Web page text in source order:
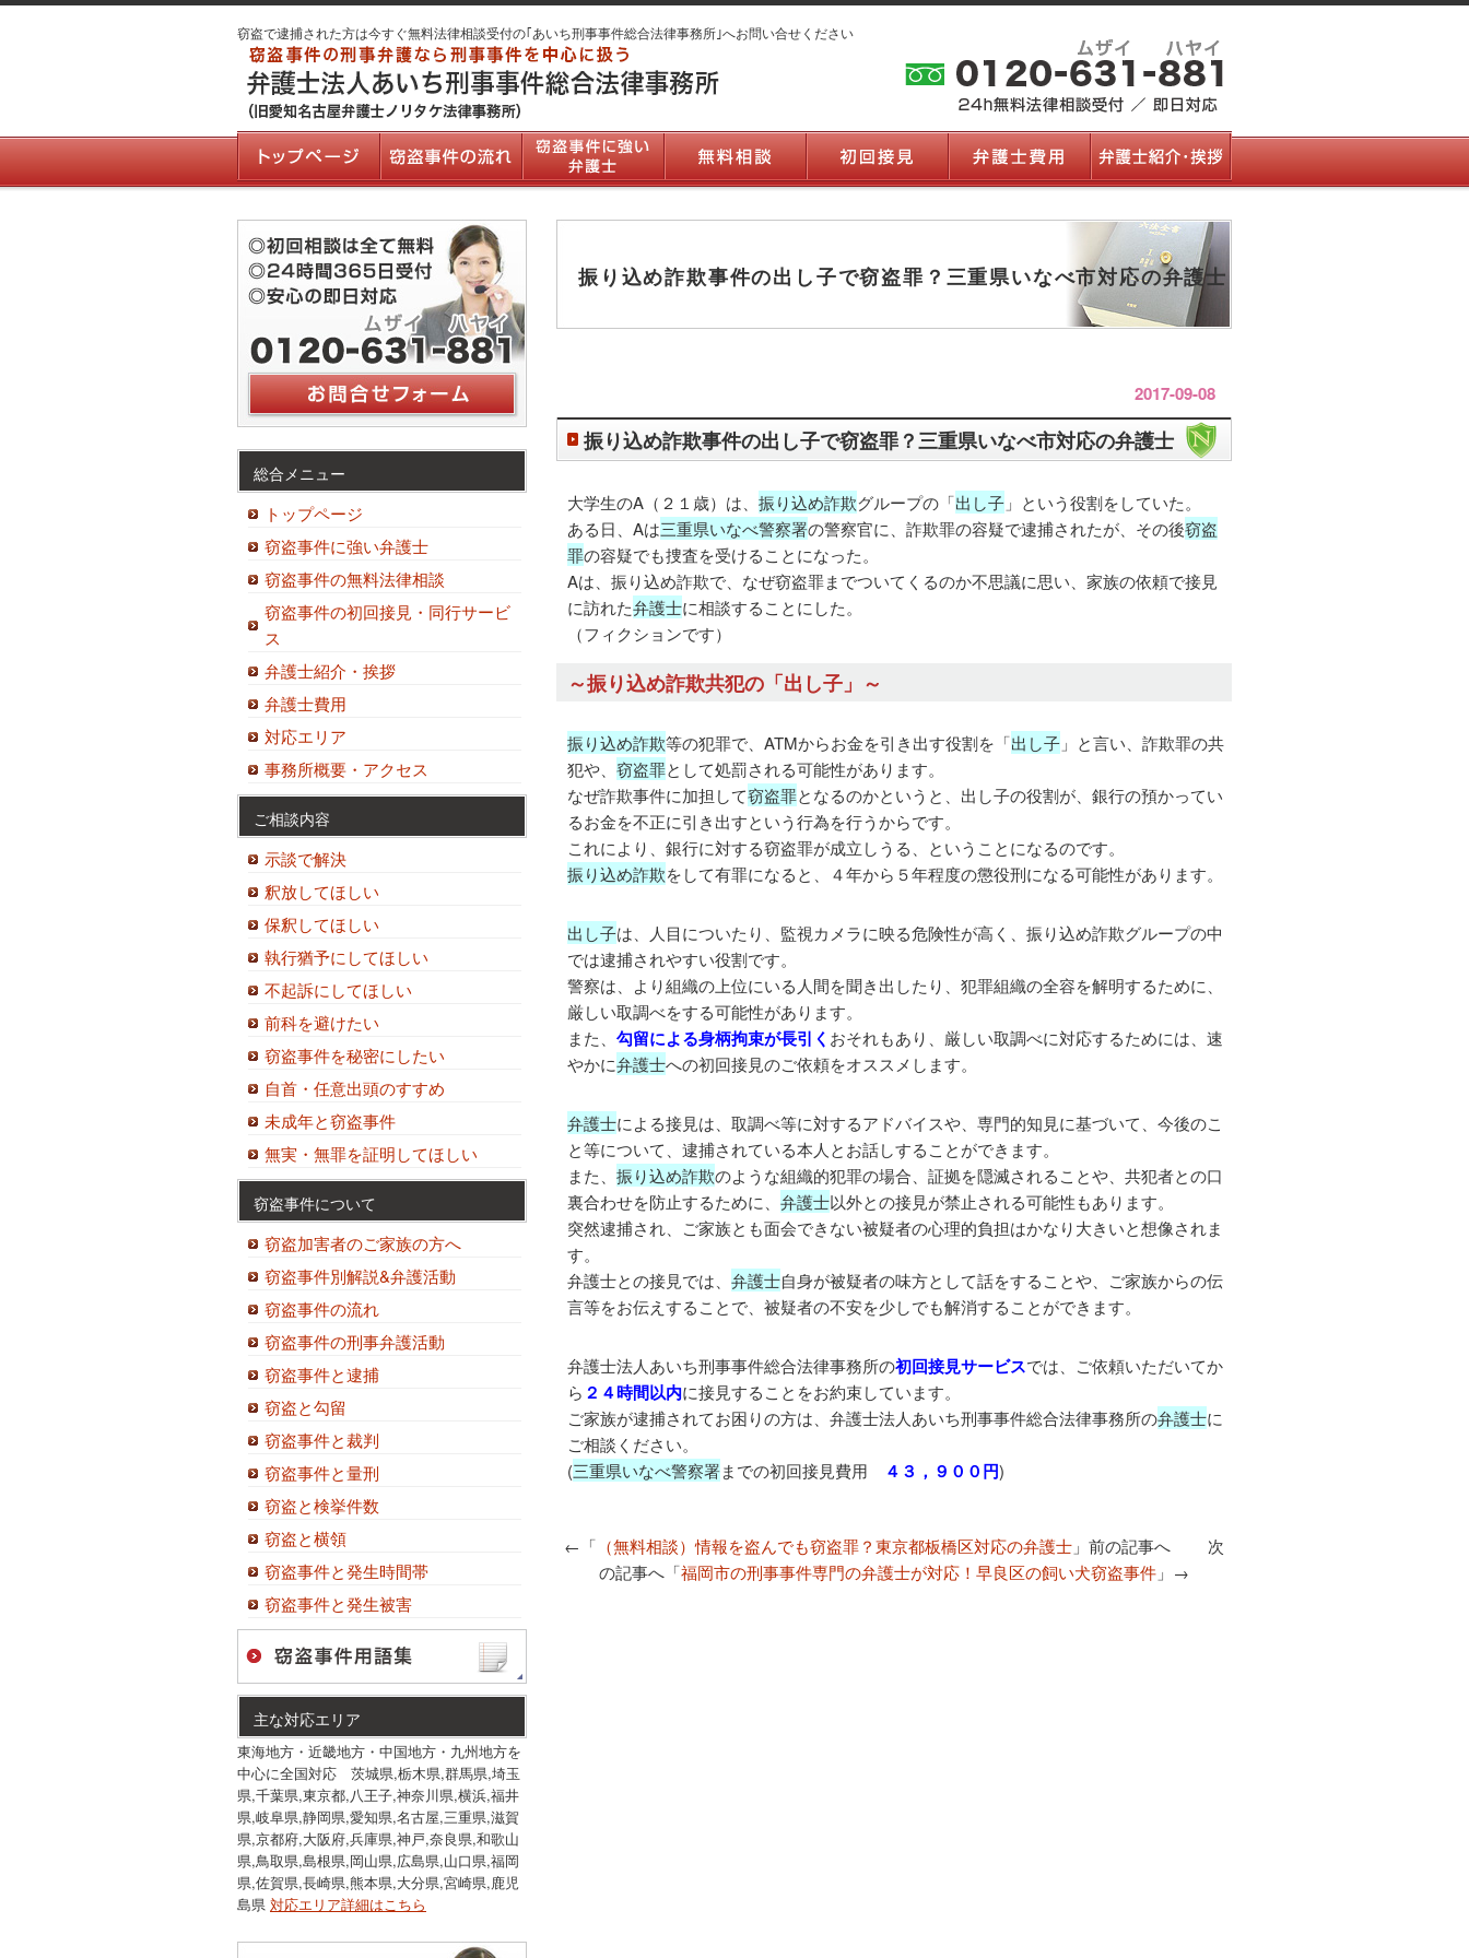
窃盗で逮捕された方は今すぐ無料法律相談受付の｢あいち刑事事件総合法律事務所｣へお問い合せください
振り込め詐欺事件の出し子で窃盗罪？三重県いなべ市対応の弁護士
2017-09-08
振り込め詐欺事件の出し子で窃盗罪？三重県いなべ市対応の弁護士
大学生のA（２１歳）は、 振り込め詐欺グループの「出し子 」という役割をしていた。
ある日、Aは三重県いなべ警察署の警察官に、詐欺罪の容疑で逮捕されたが、その後窃盗
罪の容疑でも捜査を受けることになった。
Aは、振り込め詐欺で、なぜ窃盗罪までついてくるのか不思議に思い、家族の依頼で接見
に訪れた弁護士に相談することにした。
（フィクションです）
～振り込め詐欺共犯の「出し子」～
振り込め詐欺等の犯罪で、ATMからお金を引き出す役割を「出し子 」と言い、詐欺罪の共
犯や、 窃盗罪として処罰される可能性があります。
なぜ詐欺事件に加担して窃盗罪となるのかというと、出し子の役割が、銀行の預かってい
るお金を不正に引き出すという行為を行うからです。
これにより、銀行に対する窃盗罪が成立しうる、ということになるのです。
振り込め詐欺をして有罪になると、４年から５年程度の懲役刑になる可能性があります。
出し子は、人目についたり、監視カメラに映る危険性が高く、振り込め詐欺グループの中
では逮捕されやすい役割です。
警察は、より組織の上位にいる人間を聞き出したり、犯罪組織の全容を解明するために、
厳しい取調べをする可能性があります。
また、 勾留による身柄拘束が長引く おそれもあり、厳しい取調べに対応するためには、速
やかに弁護士への初回接見のご依頼をオススメします。
弁護士による接見は、取調べ等に対するアドバイスや、専門的知見に基づいて、今後のこ
と等について、逮捕されている本人とお話しすることができます。
また、 振り込め詐欺のような組織的犯罪の場合、証拠を隠滅されることや、共犯者との口
裏合わせを防止するために、 弁護士以外との接見が禁止される可能性もあります。
突然逮捕され、ご家族とも面会できない被疑者の心理的負担はかなり大きいと想像されま
す。
弁護士との接見では、 弁護士自身が被疑者の味方として話をすることや、ご家族からの伝
言等をお伝えすることで、被疑者の不安を少しでも解消することができます。
弁護士法人あいち刑事事件総合法律事務所の初回接見サービスでは、ご依頼いただいてか
ら ２４時間以内に接見することをお約束しています。
ご家族が逮捕されてお困りの方は、弁護士法人あいち刑事事件総合法律事務所の弁護士に
ご相談ください。
(三重県いなべ警察署までの初回接見費用 ４３，９００円)
←「 （無料相談）情報を盗んでも窃盗罪？東京都板橋区対応の弁護士 」前の記事へ 次
の記事へ「福岡市の刑事事件専門の弁護士が対応！早良区の飼い犬窃盗事件 」→
総合メニュー
トップページ
窃盗事件に強い弁護士
窃盗事件の無料法律相談
窃盗事件の初回接見・同行サービ
ス
弁護士紹介・挨拶
弁護士費用
対応エリア
事務所概要・アクセス
ご相談内容
示談で解決
釈放してほしい
保釈してほしい
執行猶予にしてほしい
不起訴にしてほしい
前科を避けたい
窃盗事件を秘密にしたい
自首・任意出頭のすすめ
未成年と窃盗事件
無実・無罪を証明してほしい
窃盗事件について
窃盗加害者のご家族の方へ
窃盗事件別解説&弁護活動
窃盗事件の流れ
窃盗事件の刑事弁護活動
窃盗事件と逮捕
窃盗と勾留
窃盗事件と裁判
窃盗事件と量刑
窃盗と検挙件数
窃盗と横領
窃盗事件と発生時間帯
窃盗事件と発生被害
主な対応エリア
東海地方・近畿地方・中国地方・九州地方を
中心に全国対応 茨城県,栃木県,群馬県,埼玉
県,千葉県,東京都,八王子,神奈川県,横浜,福井
県,岐阜県,静岡県,愛知県,名古屋,三重県,滋賀
県,京都府,大阪府,兵庫県,神戸,奈良県,和歌山
県,鳥取県,島根県,岡山県,広島県,山口県,福岡
県,佐賀県,長崎県,熊本県,大分県,宮崎県,鹿児
島県 対応エリア詳細はこちら